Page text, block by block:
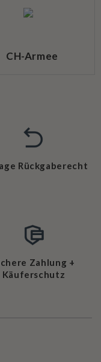
CH-Armee
Rückgaberecht
Zahlung +
Käuferschutz